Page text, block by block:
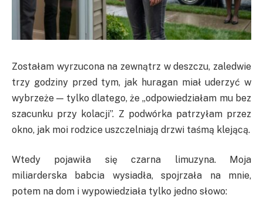
Zostałam wyrzucona na zewnątrz w deszczu, zaledwie
trzy godziny przed tym, jak huragan miał uderzyć w
wybrzeże — tylko dlatego, że „odpowiedziałam mu bez
szacunku przy kolacji”. Z podwórka patrzyłam przez
okno, jak moi rodzice uszczelniają drzwi taśmą klejącą.
Wtedy pojawiła się czarna limuzyna. Moja
miliarderska babcia wysiadła, spojrzała na mnie,
potem na dom i wypowiedziała tylko jedno słowo: